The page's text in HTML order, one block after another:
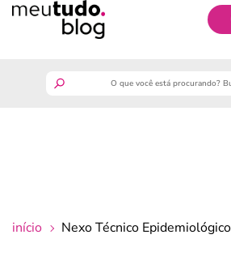
início Nexo Técnico